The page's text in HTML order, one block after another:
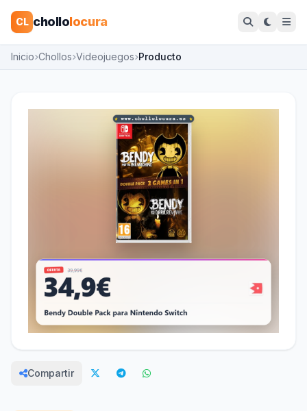
CL chollolocura
Inicio Chollos Videojuegos Producto
Compartir